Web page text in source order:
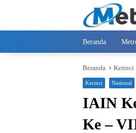
Beranda
Beranda Kerinci
Kerinci Nasional
IAIN
Ke –